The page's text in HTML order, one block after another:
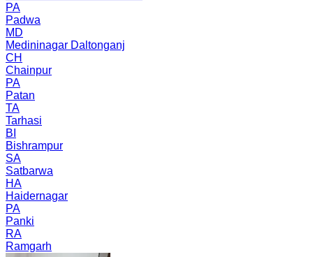
PA
Padwa
MD
Medininagar Daltonganj
CH
Chainpur
PA
Patan
TA
Tarhasi
BI
Bishrampur
SA
Satbarwa
HA
Haidernagar
PA
Panki
RA
Ramgarh